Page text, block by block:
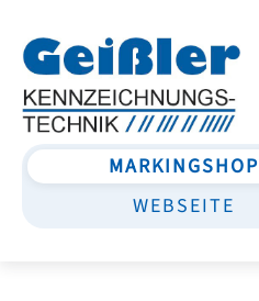
MARKINGSHOP
WEBSEITE